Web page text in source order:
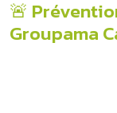
🚨
Groupama